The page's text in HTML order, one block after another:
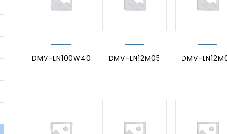
DMV-LN100W40 DMV-LN12M05 DMV-